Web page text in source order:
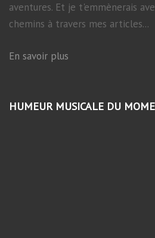
aventures. Et je t'emmènerais
chemins à travers mes articles...
En savoir plus
HUMEUR MUSICALE DU